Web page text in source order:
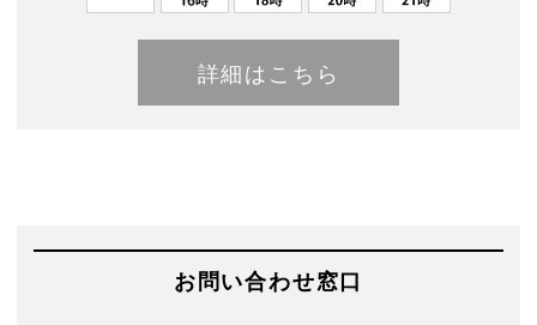
詳細はこちら
お問い合わせ窓口